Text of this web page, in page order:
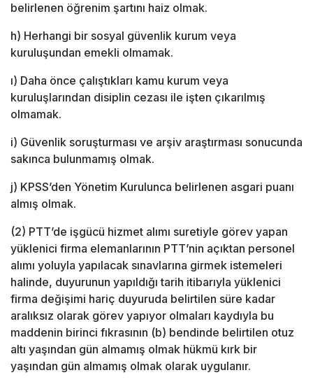
belirlenen öğrenim şartını haiz olmak.
h) Herhangi bir sosyal güvenlik kurum veya
kuruluşundan emekli olmamak.
ı) Daha önce çalıştıkları kamu kurum veya
kuruluşlarından disiplin cezası ile işten çıkarılmış
olmamak.
i) Güvenlik soruşturması ve arşiv araştırması sonucunda
sakınca bulunmamış olmak.
j) KPSS’den Yönetim Kurulunca belirlenen asgari puanı
almış olmak.
(2) PTT’de işgücü hizmet alımı suretiyle görev yapan
yüklenici firma elemanlarının PTT’nin açıktan personel
alımı yoluyla yapılacak sınavlarına girmek istemeleri
halinde, duyurunun yapıldığı tarih itibarıyla yüklenici
firma değişimi hariç duyuruda belirtilen süre kadar
aralıksız olarak görev yapıyor olmaları kaydıyla bu
maddenin birinci fıkrasının (b) bendinde belirtilen otuz
altı yaşından gün almamış olmak hükmü kırk bir
yaşından gün almamış olmak olarak uygulanır.